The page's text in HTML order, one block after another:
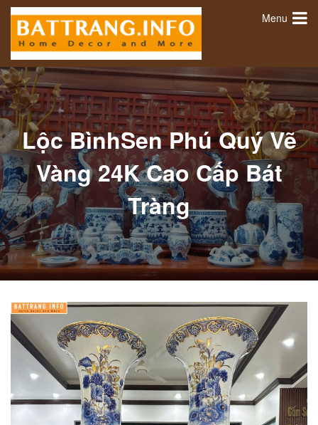
Menu
Lộc BìnhSen Phú Quý Vẽ
Vàng 24K Cao Cấp Bát
Tràng